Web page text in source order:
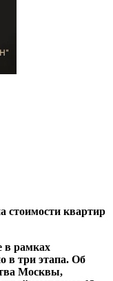
стоимости квартир
в рамках
в три этапа. Об
Москвы,